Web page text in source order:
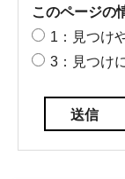
このページの
1：見つけ
3：見つけ